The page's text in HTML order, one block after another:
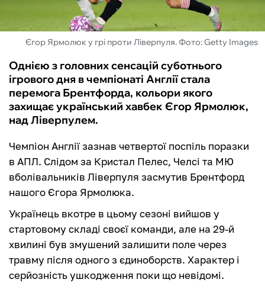
БУКМЕКЕРИ
Єгор Ярмолюк у грі проти Ліверпуля. Фото: Getty Images
Однією з головних сенсацій суботнього
ігрового дня в чемпіонаті Англії стала
перемога Брентфорда, кольори якого
захищає український хавбек Єгор Ярмолюк,
над Ліверпулем.
Чемпіон Англії зазнав четвертої поспіль поразки
в АПЛ. Слідом за Кристал Пелес, Челсі та МЮ
вболівальників Ліверпуля засмутив Брентфорд
нашого Єгора Ярмолюка.
Українець вкотре в цьому сезоні вийшов у
стартовому складі своєї команди, але на 29-й
хвилині був змушений залишити поле через
травму після одного з єдиноборств. Характер і
серйозність ушкодження поки що невідомі.